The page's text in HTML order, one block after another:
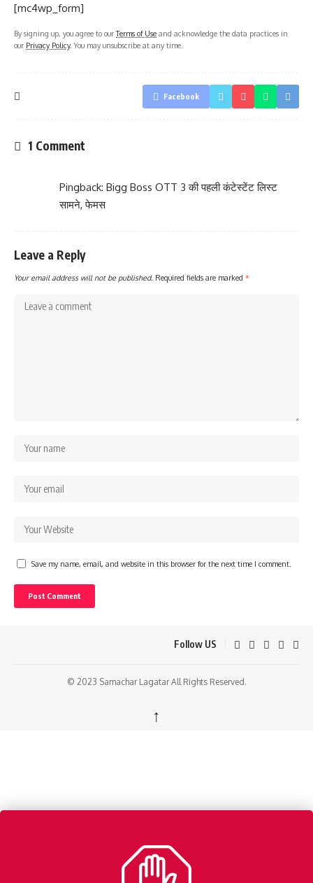
[mc4wp_form]
By signing up, you agree to ourTerms of Use and acknowledge the data practices in
our Privacy Policy. You may unsubscribe at any time.
Facebook
1 Comment
Pingback: Bigg Boss OTT 3 की पहली कंटेस्टेंट लिस्ट
सामने, फेमस
Leave a Reply
Your email address will not be published. Required fields are marked *
Save my name, email, and website in this browser for the next time I comment.
Follow US
© 2023 Samachar Lagatar All Rights Reserved.
↑